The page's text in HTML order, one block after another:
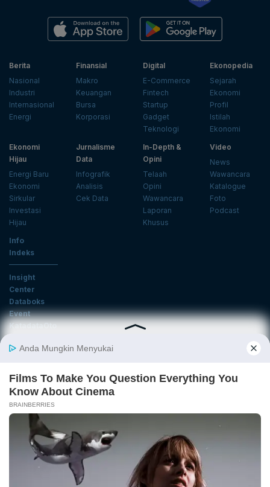
Berita
Nasional
Industri
Internasional
Energi
Finansial
Makro
Keuangan
Bursa
Korporasi
Digital
E-Commerce
Fintech
Startup
Gadget
Teknologi
Ekonopedia
Sejarah
Ekonomi
Profil
Istilah
Ekonomi
Ekonomi
Hijau
Energi Baru
Ekonomi
Sirkular
Investasi
Hijau
Jurnalisme
Data
Infografik
Analisis
Cek Data
In-Depth &
Opini
Telaah
Opini
Wawancara
Laporan
Khusus
Video
News
Wawancara
Katalogue
Foto
Podcast
Info
Indeks
Insight
Center
Databoks
Event
KatadataOto
Email
Daftar
Tentang Katadata Karier
Pedoman Media Siber
Kebijakan Privasi
Disclaimer
Hubungi Kami